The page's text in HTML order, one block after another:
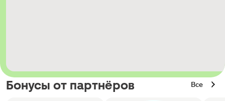
Бонусы от партнёров Все